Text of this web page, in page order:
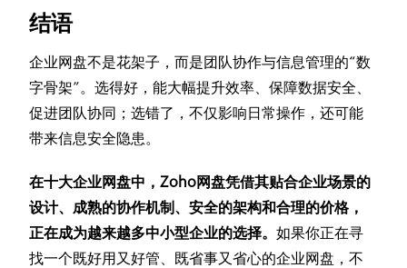
结语
企业网盘不是花架子，而是团队协作与信息管理的“数
字骨架”。选得好，能大幅提升效率、保障数据安全、
促进团队协同；选错了，不仅影响日常操作，还可能
带来信息安全隐患。
在十大企业网盘中，Zoho网盘凭借其贴合企业场景的
设计、成熟的协作机制、安全的架构和合理的价格，
正在成为越来越多中小型企业的选择。如果你正在寻
找一个既好用又好管、既省事又省心的企业网盘，不